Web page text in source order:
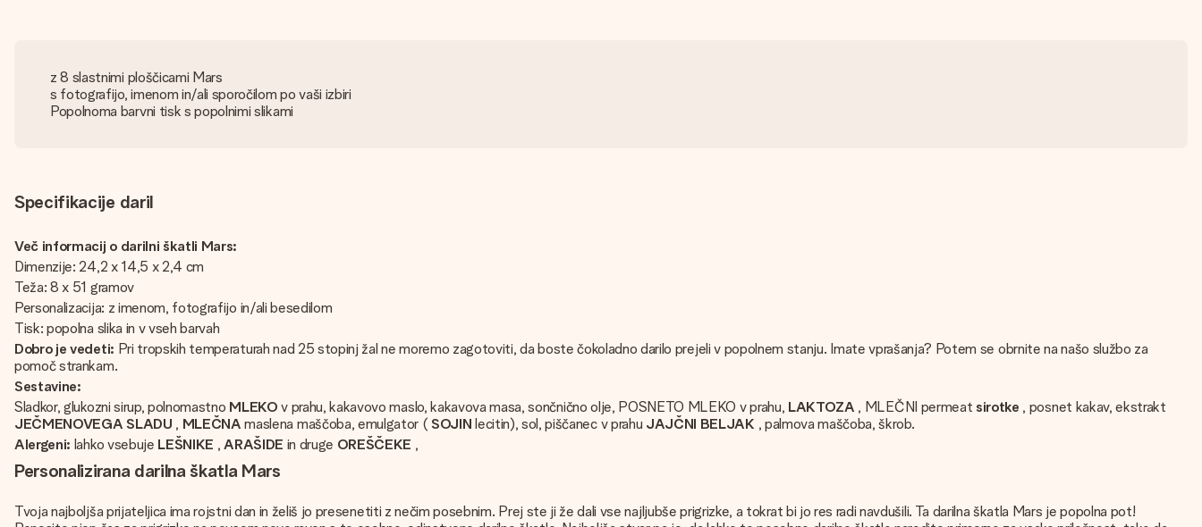
z 8 slastnimi ploščicami Mars
s fotografijo, imenom in/ali sporočilom po vaši izbiri
Popolnoma barvni tisk s popolnimi slikami
Specifikacije daril
Več informacij o darilni škatli Mars:
Dimenzije: 24,2 x 14,5 x 2,4 cm
Teža: 8 x 51 gramov
Personalizacija: z imenom, fotografijo in/ali besedilom
Tisk: popolna slika in v vseh barvah
Dobro je vedeti: Pri tropskih temperaturah nad 25 stopinj žal ne moremo zagotoviti, da boste čokoladno darilo prejeli v popolnem stanju. Imate vprašanja? Potem se obrnite na našo službo za
pomoč strankam.
Sestavine:
Sladkor, glukozni sirup, polnomastno MLEKO v prahu, kakavovo maslo, kakavova masa, sončnično olje, POSNETO MLEKO v prahu, LAKTOZA , MLEČNI permeat sirotke , posnet kakav, ekstrakt
JEČMENOVEGA SLADU , MLEČNA maslena maščoba, emulgator (SOJIN lecitin), sol, piščanec v prahu JAJČNI BELJAK , palmova maščoba, škrob.
Alergeni: lahko vsebuje LEŠNIKE ,ARAŠIDE in druge OREŠČEKE ,
Personalizirana darilna škatla Mars
Tvoja najboljša prijateljica ima rojstni dan in želiš jo presenetiti z nečim posebnim. Prej ste ji že dali vse najljubše prigrizke, a tokrat bi jo res radi navdušili. Ta darilna škatla Mars je popolna pot!